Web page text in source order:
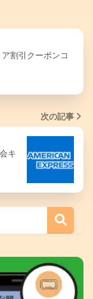
ア割引クーポンコ
次の記事
キ